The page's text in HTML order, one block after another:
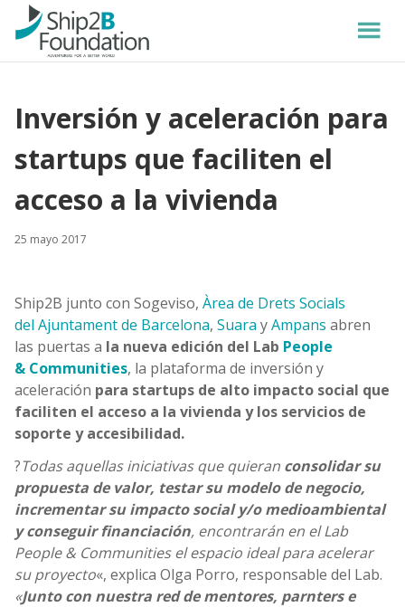
Inversión y aceleración para
startups que faciliten el
acceso a la vivienda
25 mayo 2017
Ship2B junto con Sogeviso, Àrea de Drets Socials
del Ajuntament de Barcelona, Suara yAmpans abren
las puertas a la nueva edición del Lab People
& Communities, la plataforma de inversión y
aceleración para startups de alto impacto social que
faciliten el acceso a la vivienda y los servicios de
soporte y accesibilidad.
?Todas aquellas iniciativas que quieran consolidar su
propuesta de valor, testar su modelo de negocio,
incrementar su impacto social y/o medioambiental
y conseguir financiación, encontrarán en el Lab
People & Communities el espacio ideal para acelerar
su proyecto«, explica Olga Porro, responsable del Lab.
«Junto con nuestra red de mentores, parnters e